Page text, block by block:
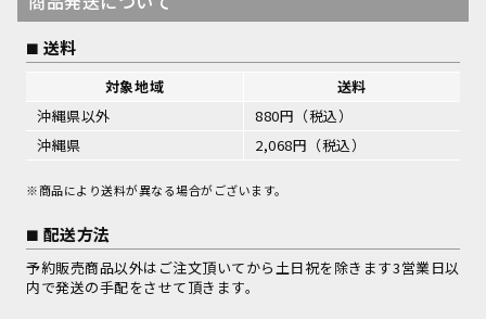
送料
対象地域
送料
沖縄県以外
880円（税込）
沖縄県
2,068円（税込）
※商品により送料が異なる場合がございます。
配送方法
予約販売商品以外はご注文頂いてから土日祝を除きます3営業日以
内で発送の手配をさせて頂きます。